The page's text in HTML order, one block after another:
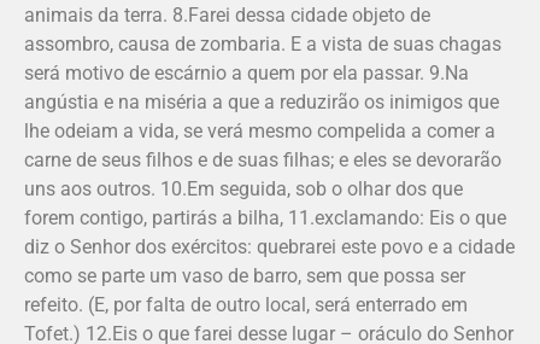
animais da terra. 8.Farei dessa cidade objeto de
assombro, causa de zombaria. E a vista de suas chagas
será motivo de escárnio a quem por ela passar. 9.Na
angústia e na miséria a que a reduzirão os inimigos que
lhe odeiam a vida, se verá mesmo compelida a comer a
carne de seus filhos e de suas filhas; e eles se devorarão
uns aos outros. 10.Em seguida, sob o olhar dos que
forem contigo, partirás a bilha, 11.exclamando: Eis o que
diz o Senhor dos exércitos: quebrarei este povo e a cidade
como se parte um vaso de barro, sem que possa ser
refeito. (E, por falta de outro local, será enterrado em
Tofet.) 12.Eis o que farei desse lugar – oráculo do Senhor